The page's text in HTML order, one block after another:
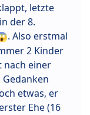
letzte
der 8.
. Also erstmal
2 Kinder
nach einer
etwas, er
Ehe (16